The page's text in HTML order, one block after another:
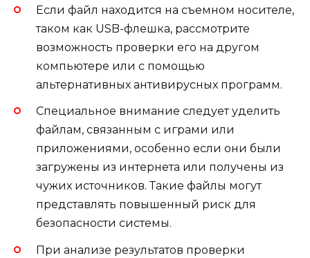
Если файл находится на съемном носителе,
таком как USB-флешка, рассмотрите
возможность проверки его на другом
компьютере или с помощью
альтернативных антивирусных программ.
Специальное внимание следует уделить
файлам, связанным с играми или
приложениями, особенно если они были
загружены из интернета или получены из
чужих источников. Такие файлы могут
представлять повышенный риск для
безопасности системы.
При анализе результатов проверки